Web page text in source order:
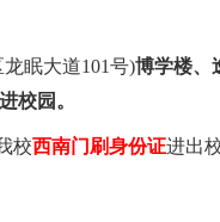
眠大道101号)博学楼、
校园。
校西南门 刷身份证进出